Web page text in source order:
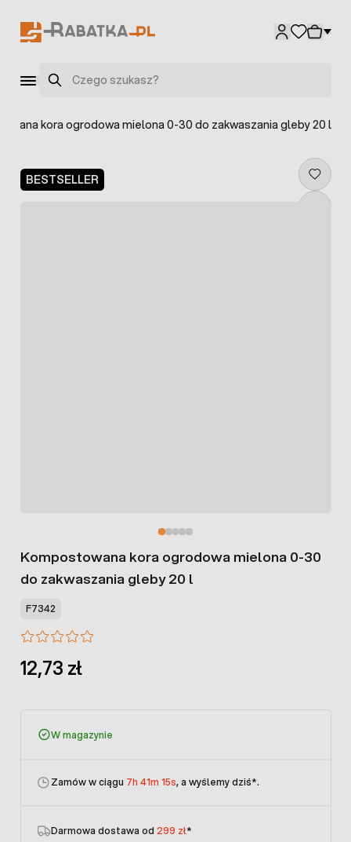
Szukaj
kora ogrodowa mielona 0-30 do zakwaszania gleby 20 l
BESTSELLER
Kompostowana kora ogrodowa mielona 0-30
do zakwaszania gleby 20 l
F7342
12,73 zł
W magazynie
Zamów w ciągu 7h 41m 15s, a wyślemy dziś*.
Darmowa dostawa od 299 zł*